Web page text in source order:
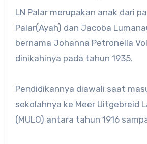
LN Palar merupakan anak dari
Palar(Ayah) dan Jacoba
bernama Johanna Petronella
dinikahinya pada tahun 1935.
Pendidikannya diawali saat
sekolahnya ke Meer Uitgebreid
(MULO) antara tahun 1916